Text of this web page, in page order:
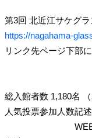
第3回 北近江サケグ
https://nagahama-
リンク先ページ下部
総入館者数 1,180名
人気投票参加人数記